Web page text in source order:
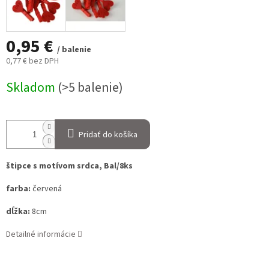
0,95 € / balenie
0,77 € bez DPH
cena:
Skladom (>5 balenie)
Pridať do košíka
štipce s motívom srdca, Bal/8ks
farba: červená
dĺžka: 8cm
Detailné informácie